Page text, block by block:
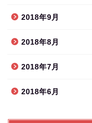
2018年9月
2018年8月
2018年7月
2018年6月